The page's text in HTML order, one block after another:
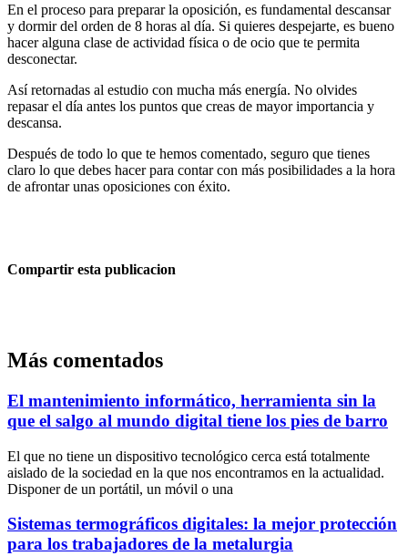
En el proceso para preparar la oposición, es fundamental descansar
y dormir del orden de 8 horas al día. Si quieres despejarte, es bueno
hacer alguna clase de actividad física o de ocio que te permita
desconectar.
Así retornadas al estudio con mucha más energía. No olvides
repasar el día antes los puntos que creas de mayor importancia y
descansa.
Después de todo lo que te hemos comentado, seguro que tienes
claro lo que debes hacer para contar con más posibilidades a la hora
de afrontar unas oposiciones con éxito.
Compartir esta publicacion
Más comentados
El mantenimiento informático, herramienta sin la
que el salgo al mundo digital tiene los pies de barro
El que no tiene un dispositivo tecnológico cerca está totalmente
aislado de la sociedad en la que nos encontramos en la actualidad.
Disponer de un portátil, un móvil o una
Sistemas termográficos digitales: la mejor protección
para los trabajadores de la metalurgia